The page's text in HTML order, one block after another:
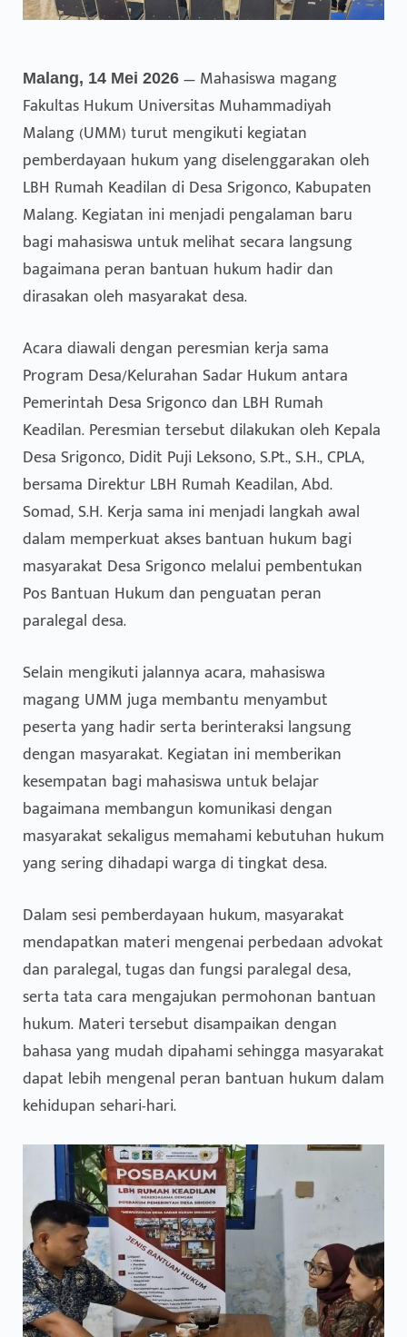
Malang, 14 Mei 2026 — Mahasiswa magang
Fakultas Hukum Universitas Muhammadiyah
Malang (UMM) turut mengikuti kegiatan
pemberdayaan hukum yang diselenggarakan oleh
LBH Rumah Keadilan di Desa Srigonco, Kabupaten
Malang. Kegiatan ini menjadi pengalaman baru
bagi mahasiswa untuk melihat secara langsung
bagaimana peran bantuan hukum hadir dan
dirasakan oleh masyarakat desa.
Acara diawali dengan peresmian kerja sama
Program Desa/Kelurahan Sadar Hukum antara
Pemerintah Desa Srigonco dan LBH Rumah
Keadilan. Peresmian tersebut dilakukan oleh Kepala
Desa Srigonco, Didit Puji Leksono, S.Pt., S.H., CPLA,
bersama Direktur LBH Rumah Keadilan, Abd.
Somad, S.H. Kerja sama ini menjadi langkah awal
dalam memperkuat akses bantuan hukum bagi
masyarakat Desa Srigonco melalui pembentukan
Pos Bantuan Hukum dan penguatan peran
paralegal desa.
Selain mengikuti jalannya acara, mahasiswa
magang UMM juga membantu menyambut
peserta yang hadir serta berinteraksi langsung
dengan masyarakat. Kegiatan ini memberikan
kesempatan bagi mahasiswa untuk belajar
bagaimana membangun komunikasi dengan
masyarakat sekaligus memahami kebutuhan hukum
yang sering dihadapi warga di tingkat desa.
Dalam sesi pemberdayaan hukum, masyarakat
mendapatkan materi mengenai perbedaan advokat
dan paralegal, tugas dan fungsi paralegal desa,
serta tata cara mengajukan permohonan bantuan
hukum. Materi tersebut disampaikan dengan
bahasa yang mudah dipahami sehingga masyarakat
dapat lebih mengenal peran bantuan hukum dalam
kehidupan sehari-hari.